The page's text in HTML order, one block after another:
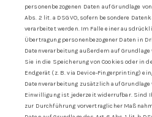
personenbezogenen Daten auf Grundlage
Abs. 2 lit. a DSGVO, sofern besondere
verarbeitet werden. Im Falle einer
Übertragung personenbezogener Daten in
Datenverarbeitung außerdem auf Grundlage
Sie in die Speicherung von Cookies oder in
Endgerät (z. B. via Device-Fingerprinting)
Datenverarbeitung zusätzlich auf Grundlage
Einwilligung ist jederzeit widerrufbar. Sind
zur Durchführung vorvertraglicher